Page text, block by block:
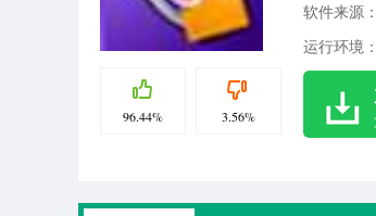
96.44% 3.56%
软件来源：
运行环境